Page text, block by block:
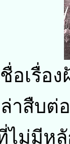
เรื่อง
าสืบต่
ไม่มีห